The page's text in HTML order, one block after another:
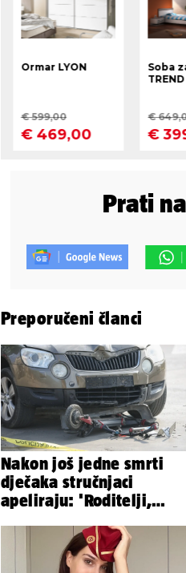
Prati
Preporučeni članci
Nakon još jedne smrti
dječaka stručnjaci
apeliraju: 'Roditelji,
igračke'